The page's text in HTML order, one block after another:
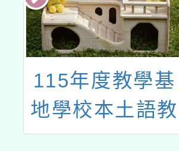
桃園市政府114
學年度客語沉浸
式教學設計評選